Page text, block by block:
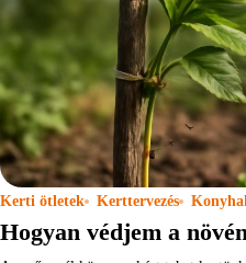
Kerti ötletek Kerttervezés
Hogyan védjem a